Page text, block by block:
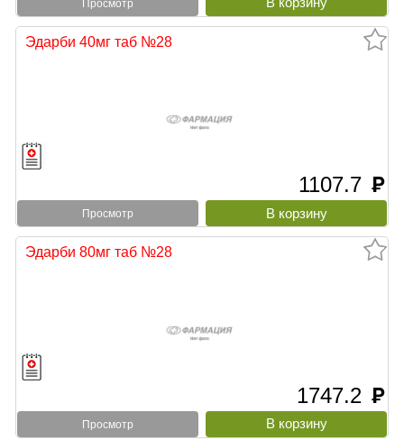
Просмотр
Эдарби 40мг таб №28
1107.7 руб
Просмотр
Эдарби 80мг таб №28
1747.2 руб
Просмотр